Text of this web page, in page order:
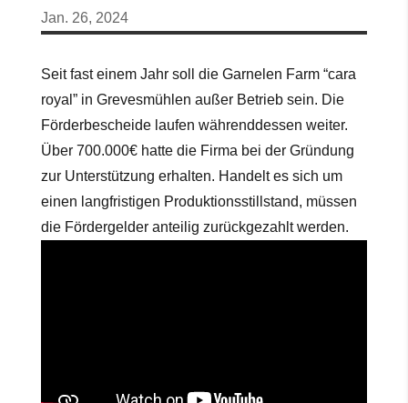
Jan. 26, 2024
Seit fast einem Jahr soll die Garnelen Farm “cara
royal” in Grevesmühlen außer Betrieb sein. Die
Förderbescheide laufen währenddessen weiter.
Über 700.000€ hatte die Firma bei der Gründung
zur Unterstützung erhalten. Handelt es sich um
einen langfristigen Produktionsstillstand, müssen
die Fördergelder anteilig zurückgezahlt werden.